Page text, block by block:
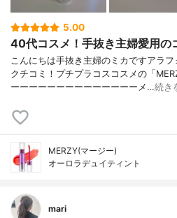
5.00
40代コスメ！手抜き主婦愛用の
こんにちは手抜き主婦のミカですアラ
クチコミ！プチプラコスコスメの「
ーーーーーーーーーーーーーーメ…続き
MERZY(マージー)
オーロラデュイティント
mari